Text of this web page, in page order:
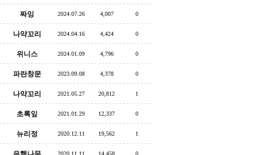
짜잉 2024.07.26 4,007 0
나약꼬리 2024.04.16 4,424 0
위니스 2024.01.09 4,796 0
파란창문 2023.09.08 4,378 0
나약꼬리 2021.05.27 20,812 1
초록잎 2021.01.29 12,337 0
뉴리정 2020.12.11 19,562 1
2020.11.11 14,458 0